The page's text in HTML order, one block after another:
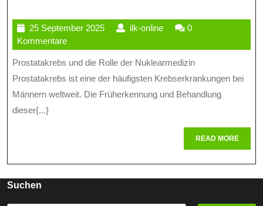
Der
Nuklearmedizin
Bei
Der
Prostatakrebs
25 September 202525
2025
ilk-onlineilk-
0
Kommentare
Prostatakrebs und die Rolle der Nuklearmedizin
Prostatakrebs ist eine der häufigsten Krebserkrankungen bei
Männern weltweit. Die Früherkennung und Behandlung
dieser{...}
READ MOREREAD
MORE
Suchen